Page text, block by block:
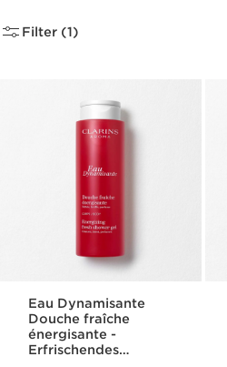
Filter (1)
Eau Dynamisante
Douche fraîche
énergisante -
Erfrischendes